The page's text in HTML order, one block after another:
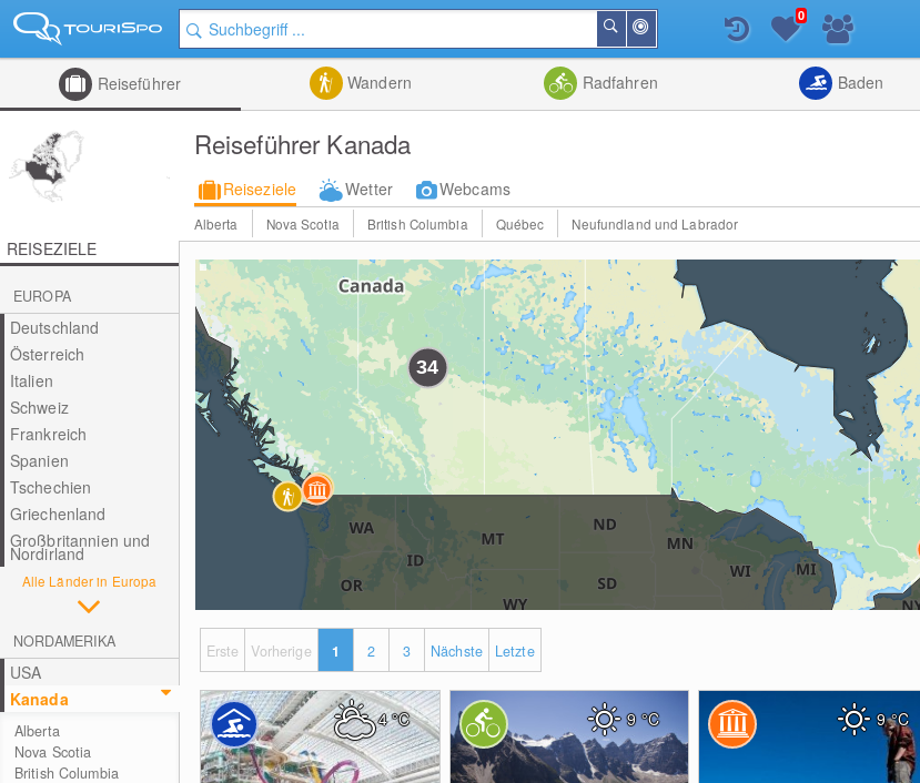
der
Nähe
Suchen
Listenansicht
0
Reiseführer Wandern Radfahren Baden
Reiseführer Kanada
Reiseziele Wetter Webcams
Alberta Nova Scotia British Columbia Québec Neufundland und Labrador
REISEZIELE
EUROPA
Deutschland
Österreich
Italien
Schweiz
Frankreich
Spanien
Tschechien
Griechenland
Großbritannien und
Nordirland
Alle Länder in Europa
NORDAMERIKA
USA
Kanada
Alberta
Nova Scotia
British Columbia
Erste Vorherige 1 2 3 Nächste Letzte
4°C 9°C 9°C